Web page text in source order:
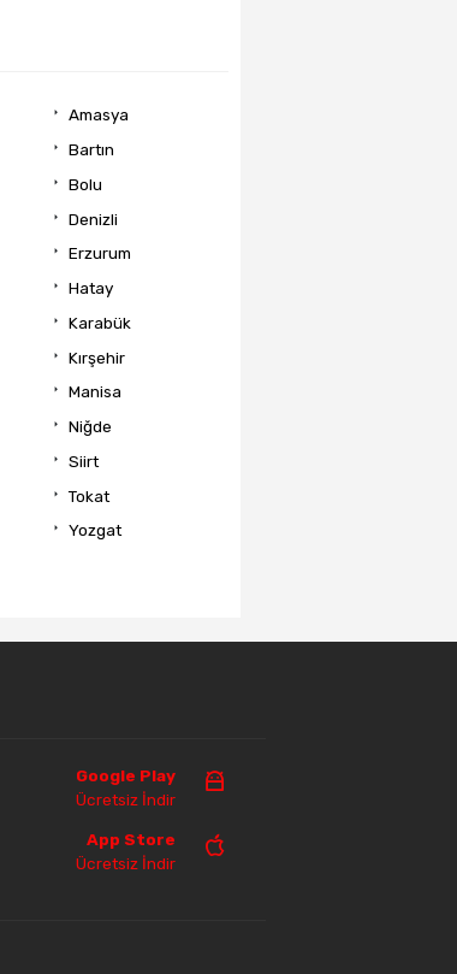
Amasya
Bartın
Bolu
Denizli
Erzurum
Hatay
Karabük
Kırşehir
Manisa
Niğde
Siirt
Tokat
Yozgat
Google Play
Ücretsiz İndir
App Store
Ücretsiz İndir